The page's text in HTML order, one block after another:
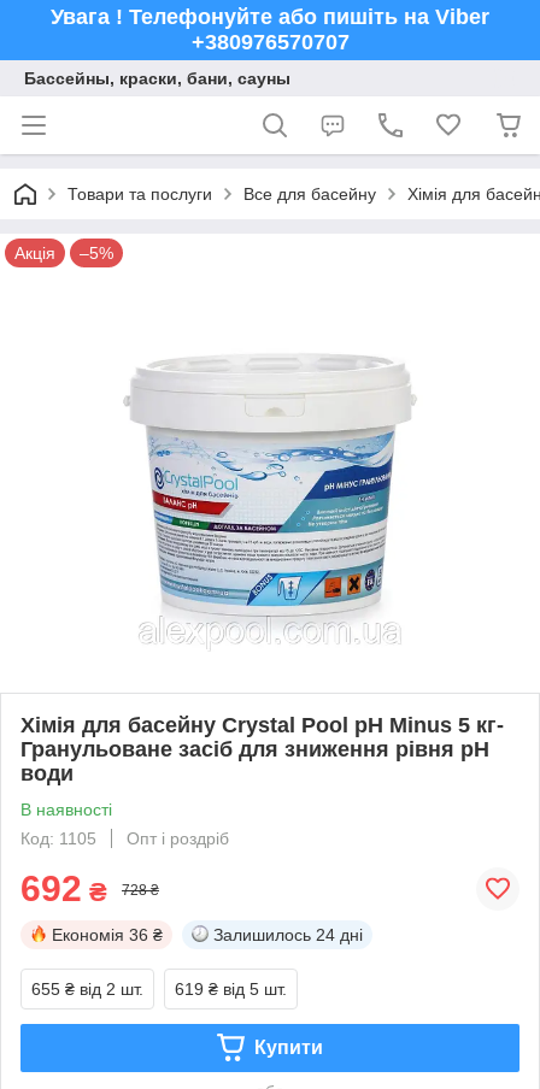
Увага ! Телефонуйте або пишіть на Viber
+380976570707
Бассейны, краски, бани, сауны
Товари та послуги Все для басейну Хімія для
Акція –5%
Хімія для басейну Crystal Pool pH Minus 5 кг-
Гранульоване засіб для зниження рівня pH
води
В наявності
Код: 1105
Опт і роздріб
692 ₴ 728 ₴
Економія 36 ₴ Залишилось 24 дні
655 ₴ від 2 шт. 619 ₴ від 5 шт.
Купити